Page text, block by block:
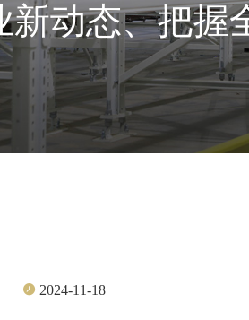
新动态、把握
2024-11-18